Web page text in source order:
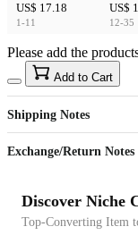
US$ 17.18
1-11
US$
12-35
US$40
Sign up to your membership to
15%
Opportunity to enjoy order
Please add the
Add to Cart
Shipping Notes
Exchange/Return Notes
Discover Niche
Top-Converting Item